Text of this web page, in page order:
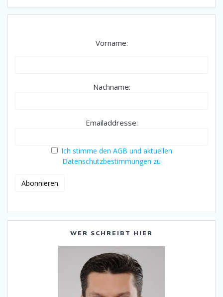
Vorname:
Nachname:
Emailaddresse:
Ich stimme den AGB und aktuellen
Datenschutzbestimmungen zu
WER SCHREIBT HIER